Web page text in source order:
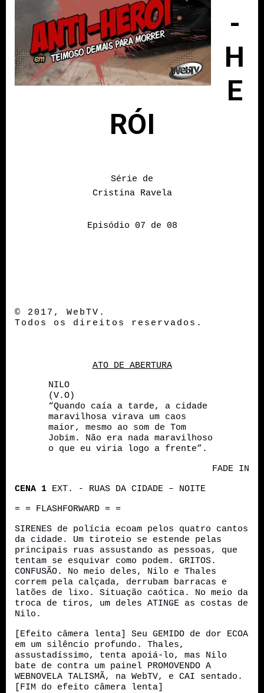
-
H
E
RÓI
Série de
Cristina Ravela
Episódio 07 de 08
© 2017, WebTV.
Todos os direitos reservados.
ATO DE ABERTURA
NILO
(V.O)
“Quando caía a tarde, a cidade
maravilhosa virava um caos
maior, mesmo ao som de Tom
Jobim. Não era nada maravilhoso
o que eu viria logo a frente”.
FADE IN
CENA 1 EXT. - RUAS DA CIDADE – NOITE
= = FLASHFORWARD = =
SIRENES de polícia ecoam pelos quatro cantos
da cidade . Um tiroteio se estende pelas
principais ruas assustando as pessoas, que
tentam se esquivar como podem. GRITOS.
CONFUSÃO. No meio deles, Nilo e Thales
correm pela calçada, derrubam barracas e
latões de lixo . Situação caótica. No meio da
troca de tiros, um deles ATINGE as costas de
Nilo.
[Efeito câmera lenta] Seu GEMIDO de dor ECOA
em um silêncio profundo. Thales,
assustadíssimo, tenta apoiá-lo, mas Nilo
bate de contra um painel PROMOVENDO A
WEBNOVELA TALISMÃ, na WebTV, e CAI sentado.
[FIM do efeito câmera lenta]